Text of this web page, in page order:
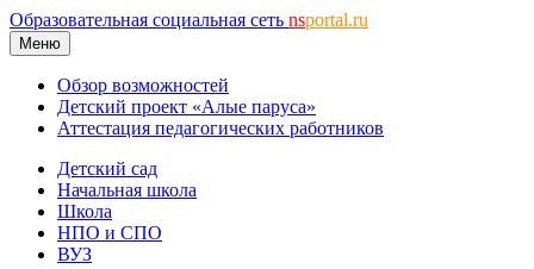
Образовательная социальная сеть nsportal.ru
Меню
Обзор возможностей
Детский проект «Алые паруса»
Аттестация педагогических работников
Детский сад
Начальная школа
Школа
НПО и СПО
ВУЗ